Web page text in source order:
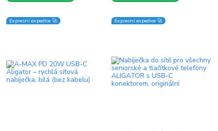
Expresní expedice 🚀 Expresní expedice 🚀